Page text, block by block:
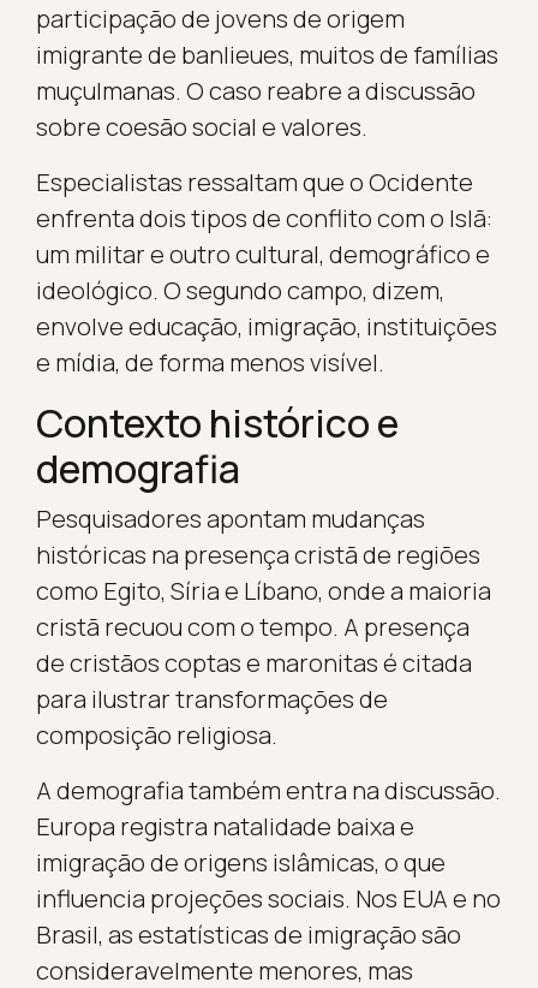
participação de jovens de origem
imigrante de banlieues, muitos de famílias
muçulmanas. O caso reabre a discussão
sobre coesão social e valores.
Especialistas ressaltam que o Ocidente
enfrenta dois tipos de conflito com o Islã:
um militar e outro cultural, demográfico e
ideológico. O segundo campo, dizem,
envolve educação, imigração, instituições
e mídia, de forma menos visível.
Contexto histórico e
demografia
Pesquisadores apontam mudanças
históricas na presença cristã de regiões
como Egito, Síria e Líbano, onde a maioria
cristã recuou com o tempo. A presença
de cristãos coptas e maronitas é citada
para ilustrar transformações de
composição religiosa.
A demografia também entra na discussão.
Europa registra natalidade baixa e
imigração de origens islâmicas, o que
influencia projeções sociais. Nos EUA e no
Brasil, as estatísticas de imigração são
consideravelmente menores, mas